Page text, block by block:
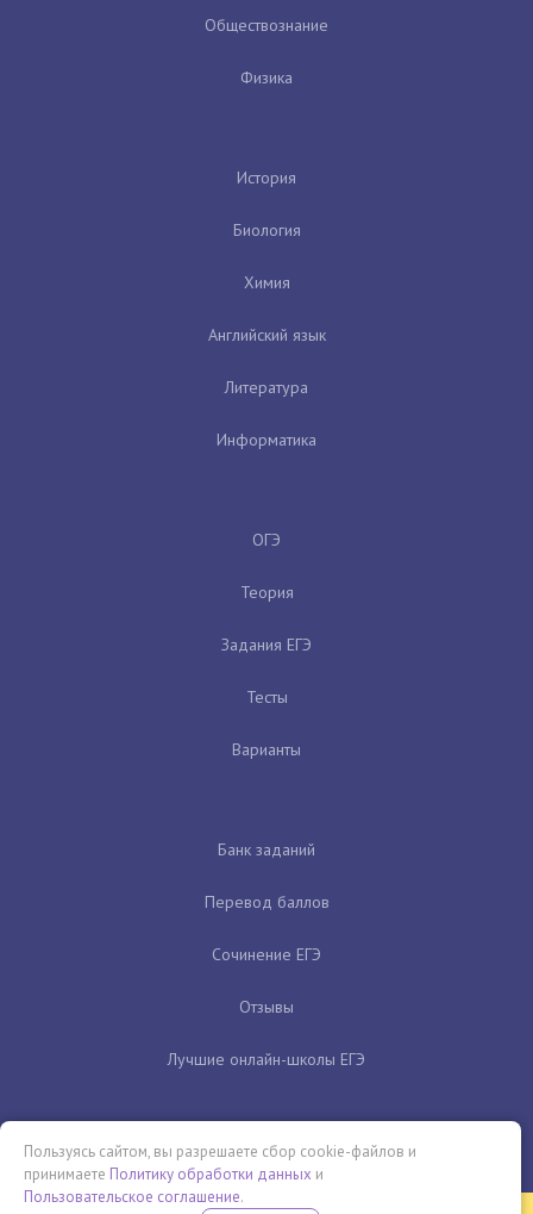
Обществознание
Физика
История
Биология
Химия
Английский язык
Литература
Информатика
ОГЭ
Теория
Задания ЕГЭ
Тесты
Варианты
Банк заданий
Перевод баллов
Сочинение ЕГЭ
Отзывы
Лучшие онлайн-школы ЕГЭ
Пользуясь сайтом, вы разрешаете сбор cookie-файлов и
принимаете Политику обработки данных и
Пользовательское соглашение.